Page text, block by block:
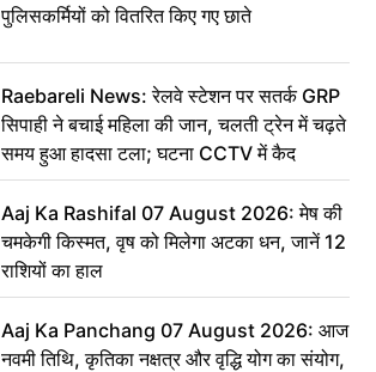
पुलिसकर्मियों को वितरित किए गए छाते
Raebareli News: रेलवे स्टेशन पर सतर्क GRP
सिपाही ने बचाई महिला की जान, चलती ट्रेन में चढ़ते
समय हुआ हादसा टला; घटना CCTV में कैद
Aaj Ka Rashifal 07 August 2026: मेष की
चमकेगी किस्मत, वृष को मिलेगा अटका धन, जानें 12
राशियों का हाल
Aaj Ka Panchang 07 August 2026: आज
नवमी तिथि, कृतिका नक्षत्र और वृद्धि योग का संयोग,